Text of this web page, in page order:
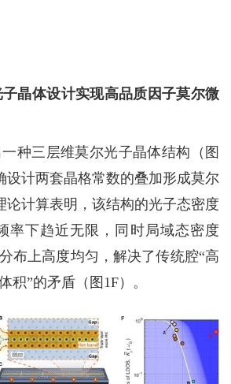
晶体设计实现高品质因子莫尔微
种三层维莫尔光子晶体结构（图
设计两套晶格常数的叠加形成莫尔
论计算表明，该结构的光子态密度
率下趋近无限，同时局域态密度
布上高度均匀，解决了传统腔“高
积”的矛盾（图 1F）。